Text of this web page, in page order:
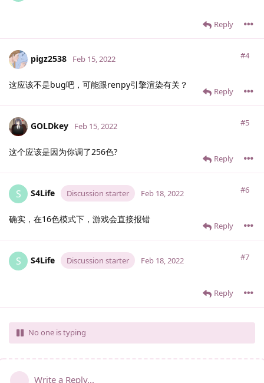
Reply
pigz2538 #4
Feb 15, 2022
这应该不是bug吧，可能跟renpy引擎渲染有关？
Reply
GOLDkey #5
Feb 15, 2022
这个应该是因为你调了256色?
Reply
S S4Life Discussion starter #6
Feb 18, 2022
确实，在16色模式下，游戏会直接报错
Reply
S S4Life Discussion starter #7
Feb 18, 2022
Reply
No one is typing
Write a Reply...